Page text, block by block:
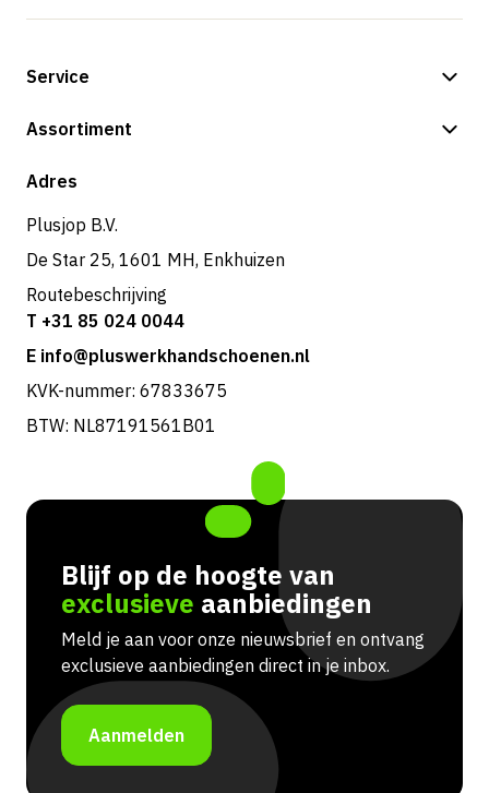
Service
Betalingsmogelijkheden
Retouren & service
Assortiment
Shop
Adres
Plusjop B.V.
De Star 25, 1601 MH, Enkhuizen
Routebeschrijving
T +31 85 024 0044
E info@pluswerkhandschoenen.nl
KVK-nummer: 67833675
BTW: NL87191561B01
Blijf op de hoogte van
exclusieve aanbiedingen
Meld je aan voor onze nieuwsbrief en ontvang
exclusieve aanbiedingen direct in je inbox.
Aanmelden